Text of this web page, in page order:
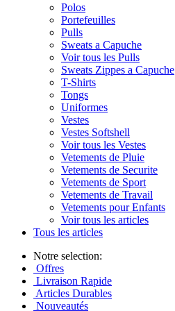
Polos
Portefeuilles
Pulls
Sweats a Capuche
Voir tous les Pulls
Sweats Zippes a Capuche
T-Shirts
Tongs
Uniformes
Vestes
Vestes Softshell
Voir tous les Vestes
Vetements de Pluie
Vetements de Securite
Vetements de Sport
Vetements de Travail
Vetements pour Enfants
Voir tous les articles
Tous les articles
Notre selection:
Offres
Livraison Rapide
Articles Durables
Nouveautés